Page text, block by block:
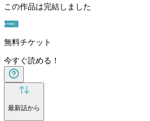
この作品は完結しました
無料チケット
今すぐ読める！
最新話から